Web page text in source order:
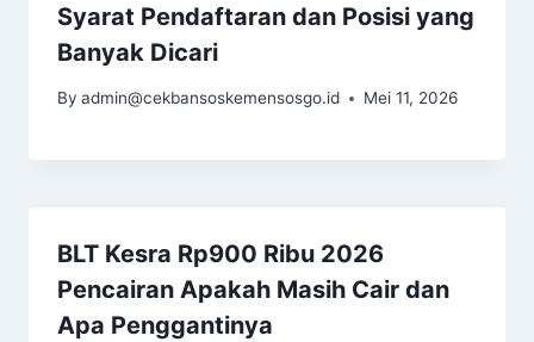
Syarat Pendaftaran dan Posisi yang
Banyak Dicari
By admin@cekbansoskemensosgo.id Mei 11, 2026
BLT Kesra Rp900 Ribu 2026
Pencairan Apakah Masih Cair dan
Apa Penggantinya